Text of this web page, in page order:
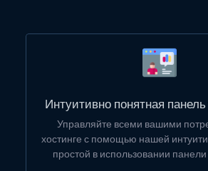
Интуитивно понятная
Управляйте всеми вашими
хостинге с помощью нашей
простой в использовании